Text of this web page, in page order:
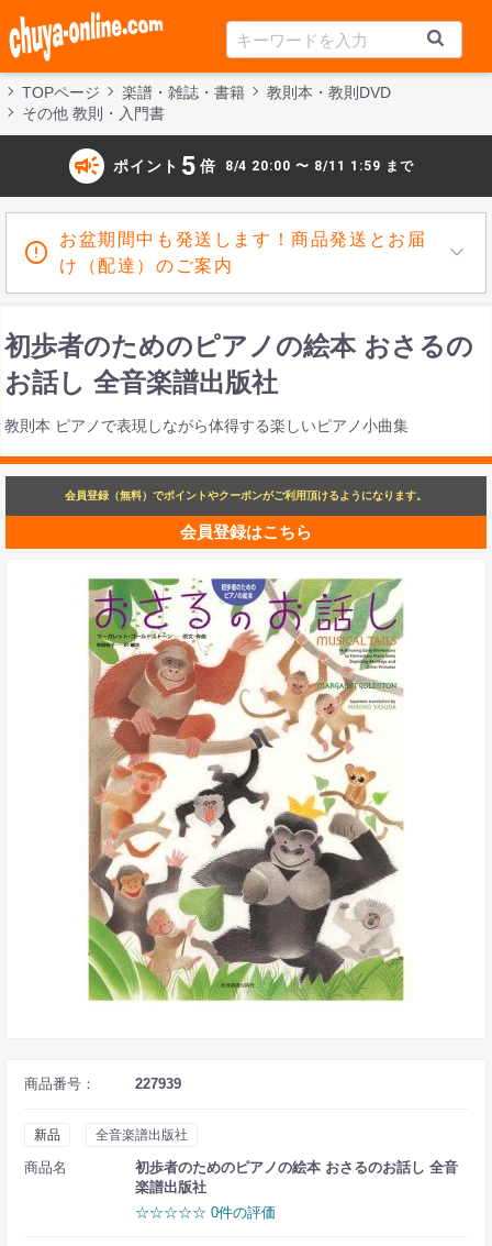
TOPページ 楽譜・雑誌・書籍
教則本・教則DVD
その他 教則・入門書
campaign ポイント 5 倍 8/4 20:00 〜 8/11 1:59 まで
お盆期間中も発送します！商品発送とお届
け（配達）のご案内
初歩者のためのピアノの絵本 おさるの
お話し 全音楽譜出版社
教則本 ピアノで表現しながら体得する楽しいピアノ小曲集
会員登録（無料）でポイントやクーポンがご利用頂けるようになります。
会員登録はこちら
商品番号： 227939
新品 全音楽譜出版社
商品名
初歩者のためのピアノの絵本 おさるのお話し 全音
楽譜出版社
☆☆☆☆☆ 0件の評価